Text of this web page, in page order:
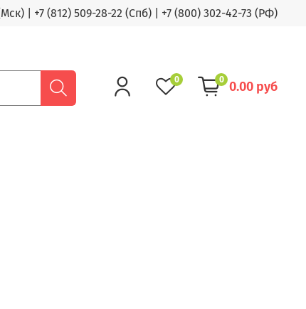
+7 (812) 509-28-22 (Спб) +7 (800) 302-42-73 (РФ)
0 0 0.00 руб